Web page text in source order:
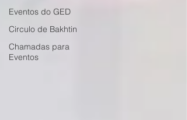
Eventos do GED
Circulo de Bakhtin
Chamadas para
Eventos